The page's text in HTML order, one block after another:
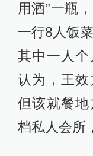
用酒”一瓶
一行8人饭
其中一人
认为，王效
但该就餐
档私人会所